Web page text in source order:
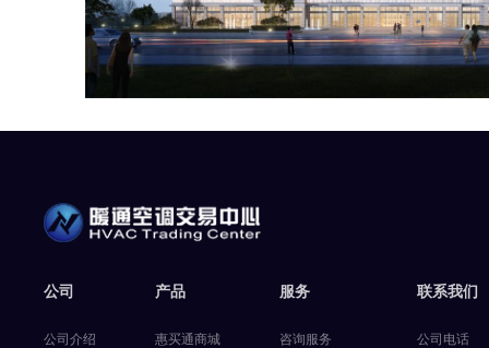
公司
公司介绍
产品
惠买通商城
服务
咨询服务
联系我们
公司电话